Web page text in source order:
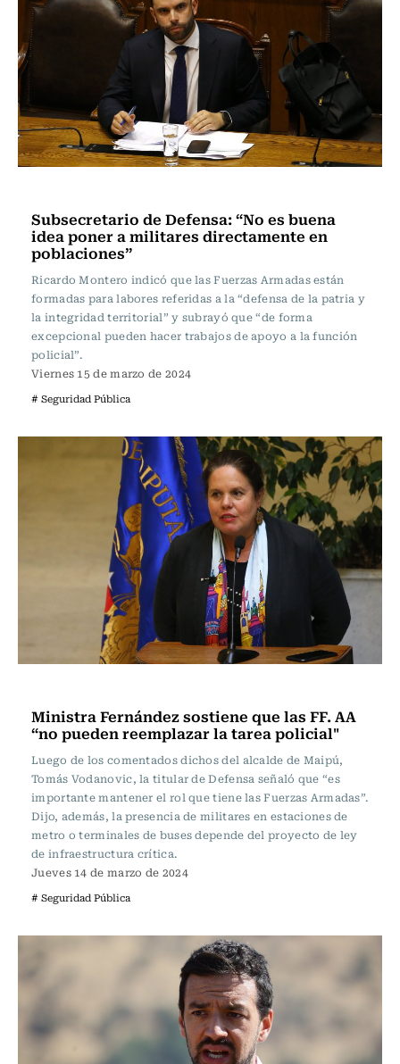
Subsecretario de Defensa: “No es buena
idea poner a militares directamente en
poblaciones”
Ricardo Montero indicó que las Fuerzas Armadas están
formadas para labores referidas a la “defensa de la patria y
la integridad territorial” y subrayó que “de forma
excepcional pueden hacer trabajos de apoyo a la función
policial”.
Viernes 15 de marzo de 2024
# Seguridad Pública
Ministra Fernández sostiene que las FF. AA
“no pueden reemplazar la tarea policial"
Luego de los comentados dichos del alcalde de Maipú,
Tomás Vodanovic, la titular de Defensa señaló que “es
importante mantener el rol que tiene las Fuerzas Armadas”.
Dijo, además, la presencia de militares en estaciones de
metro o terminales de buses depende del proyecto de ley
de infraestructura crítica.
Jueves 14 de marzo de 2024
# Seguridad Pública